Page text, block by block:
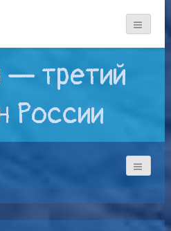
— третий
России